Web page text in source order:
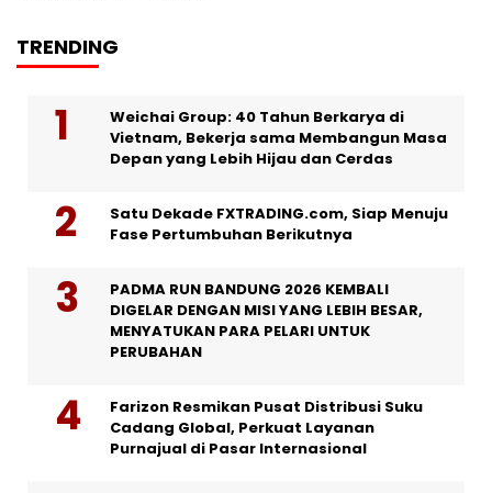
TRENDING
Weichai Group: 40 Tahun Berkarya di
Vietnam, Bekerja sama Membangun Masa
Depan yang Lebih Hijau dan Cerdas
Satu Dekade FXTRADING.com, Siap Menuju
Fase Pertumbuhan Berikutnya
PADMA RUN BANDUNG 2026 KEMBALI
DIGELAR DENGAN MISI YANG LEBIH BESAR,
MENYATUKAN PARA PELARI UNTUK
PERUBAHAN
Farizon Resmikan Pusat Distribusi Suku
Cadang Global, Perkuat Layanan
Purnajual di Pasar Internasional